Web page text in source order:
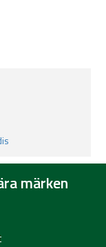
3%, fiber 1%
märken